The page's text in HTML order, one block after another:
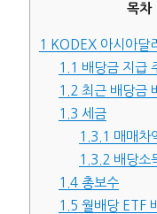
목차
1
KODEX 아시아달
1.1 배당금 지급
1.2 최근 배당금
1.3 세금
1.3.1 매매차
1.3.2 배당소
1.4 총보수
1.5 월배당 ETF